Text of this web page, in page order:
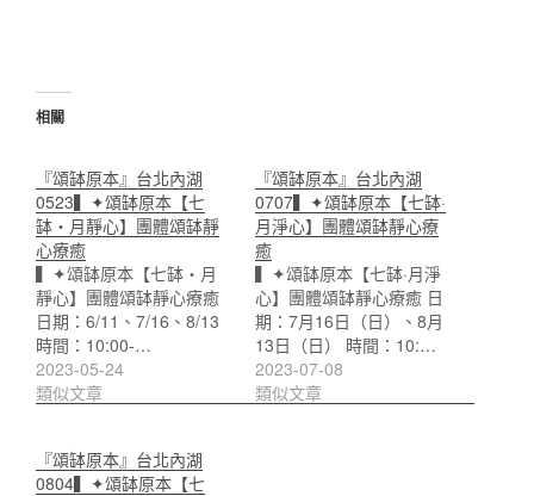
相關
『頌缽原本』台北內湖
0523▍✦頌缽原本【七
缽・月靜心】團體頌缽靜
心療癒
▍✦頌缽原本【七缽・月
靜心】團體頌缽靜心療癒
日期：6/11、7/16、8/13
時間：10:00-…
2023-05-24
類似文章
『頌缽原本』台北內湖
0707▍✦頌缽原本【七缽·
月淨心】團體頌缽靜心療
癒
▍✦頌缽原本【七缽·月淨
心】團體頌缽靜心療癒 日
期：7月16日（日）、8月
13日（日） 時間：10:…
2023-07-08
類似文章
『頌缽原本』台北內湖
0804▍✦頌缽原本【七